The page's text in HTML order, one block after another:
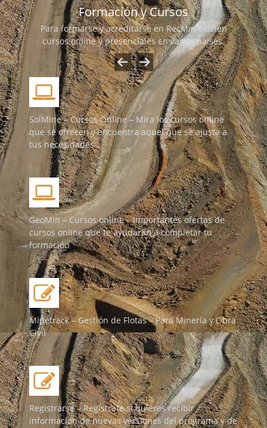
Formación y Cursos
Para formarse y acreditarse en RecMin existen
cursos online y presenciales en varios paises.
SolMine – Cursos Online – Mira los cursos online
que se ofrecen y encuentra aquel que se ajusta a
tus necesidades
GeoMin – Cursos online – Importantes ofertas de
cursos online que te ayudarán a completar tu
formación
Minetrack – Gestión de Flotas – Para Minería y Obra
Civil
Registrarse – Regístrate si quieres recibir
información de nuevas versiones del programa y de